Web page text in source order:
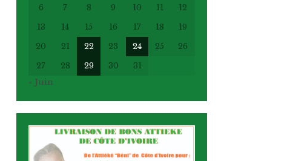
6
7 8 9 10 11
12
13
14 15 16 17 18
19
20
21 22 23 24 25
26
27
28 29 30
31
« Juin